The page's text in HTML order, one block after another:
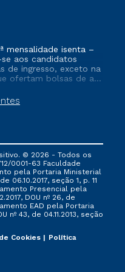
mensalidade isenta –
aos candidatos
de ingresso, exceto na
ofertam bolsas de até
efetivado e/ou não
sua matrícula em uma
governamentais, e
outra campanha
© 2026 - Todos os
0001-63 Faculdade
pela Portaria Ministerial
06.10.2017, seção 1, p. 11
Presencial ​pela
DOU nº 26, de
EAD pela Portaria
nº 43, de 04.11.2013, seção
Cookies
Política